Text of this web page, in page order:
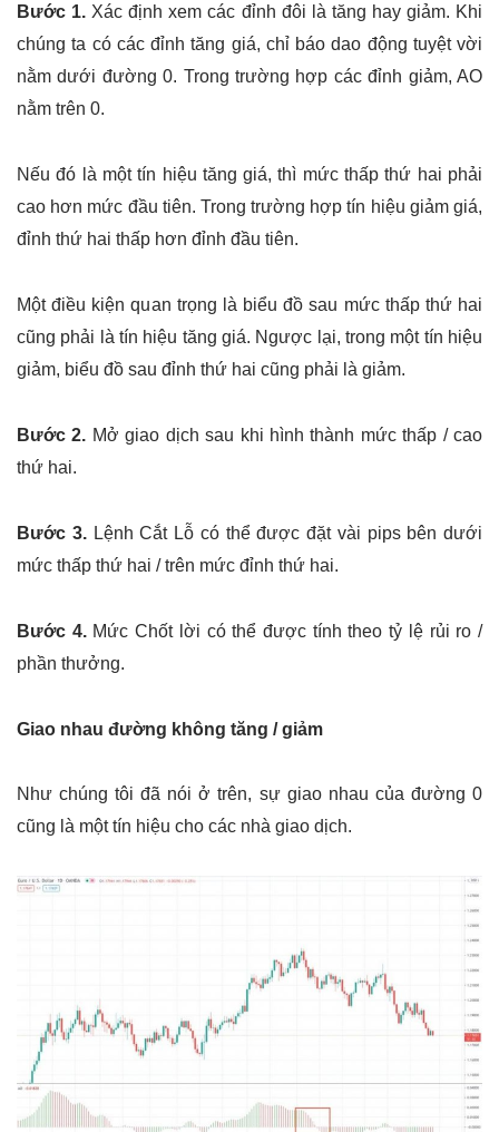
Bước 1. Xác định xem các đỉnh đôi là tăng hay giảm. Khi
chúng ta có các đỉnh tăng giá, chỉ báo dao động tuyệt vời
nằm dưới đường 0. Trong trường hợp các đỉnh giảm, AO
nằm trên 0.
Nếu đó là một tín hiệu tăng giá, thì mức thấp thứ hai phải
cao hơn mức đầu tiên. Trong trường hợp tín hiệu giảm giá,
đỉnh thứ hai thấp hơn đỉnh đầu tiên.
Một điều kiện quan trọng là biểu đồ sau mức thấp thứ hai
cũng phải là tín hiệu tăng giá. Ngược lại, trong một tín hiệu
giảm, biểu đồ sau đỉnh thứ hai cũng phải là giảm.
Bước 2. Mở giao dịch sau khi hình thành mức thấp / cao
thứ hai.
Bước 3.Lệnh Cắt Lỗ có thể được đặt vài pips bên dưới
mức thấp thứ hai / trên mức đỉnh thứ hai.
Bước 4.Mức Chốt lời có thể được tính theo tỷ lệ rủi ro /
phần thưởng.
Giao nhau đường không tăng / giảm
Như chúng tôi đã nói ở trên, sự giao nhau của đường 0
cũng là một tín hiệu cho các nhà giao dịch.